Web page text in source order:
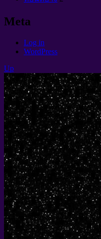
Meta
Log in
WordPress
Up